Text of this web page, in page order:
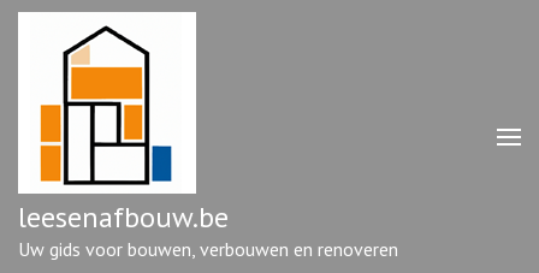
Ga
enter)
leesenafbouw.be
Uw gids voor bouwen, verbouwen en renoveren